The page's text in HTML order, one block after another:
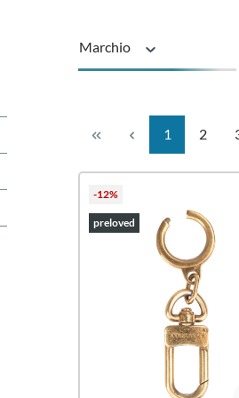
Marchio
Pagina
1 Pagina
2
-12%
preloved